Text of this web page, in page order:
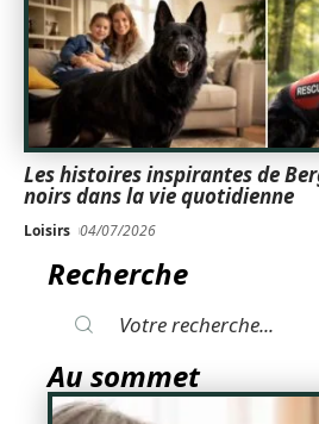
Les histoires inspirantes de
noirs dans la vie quotidienne
Loisirs 04/07/2026
Recherche
Au sommet